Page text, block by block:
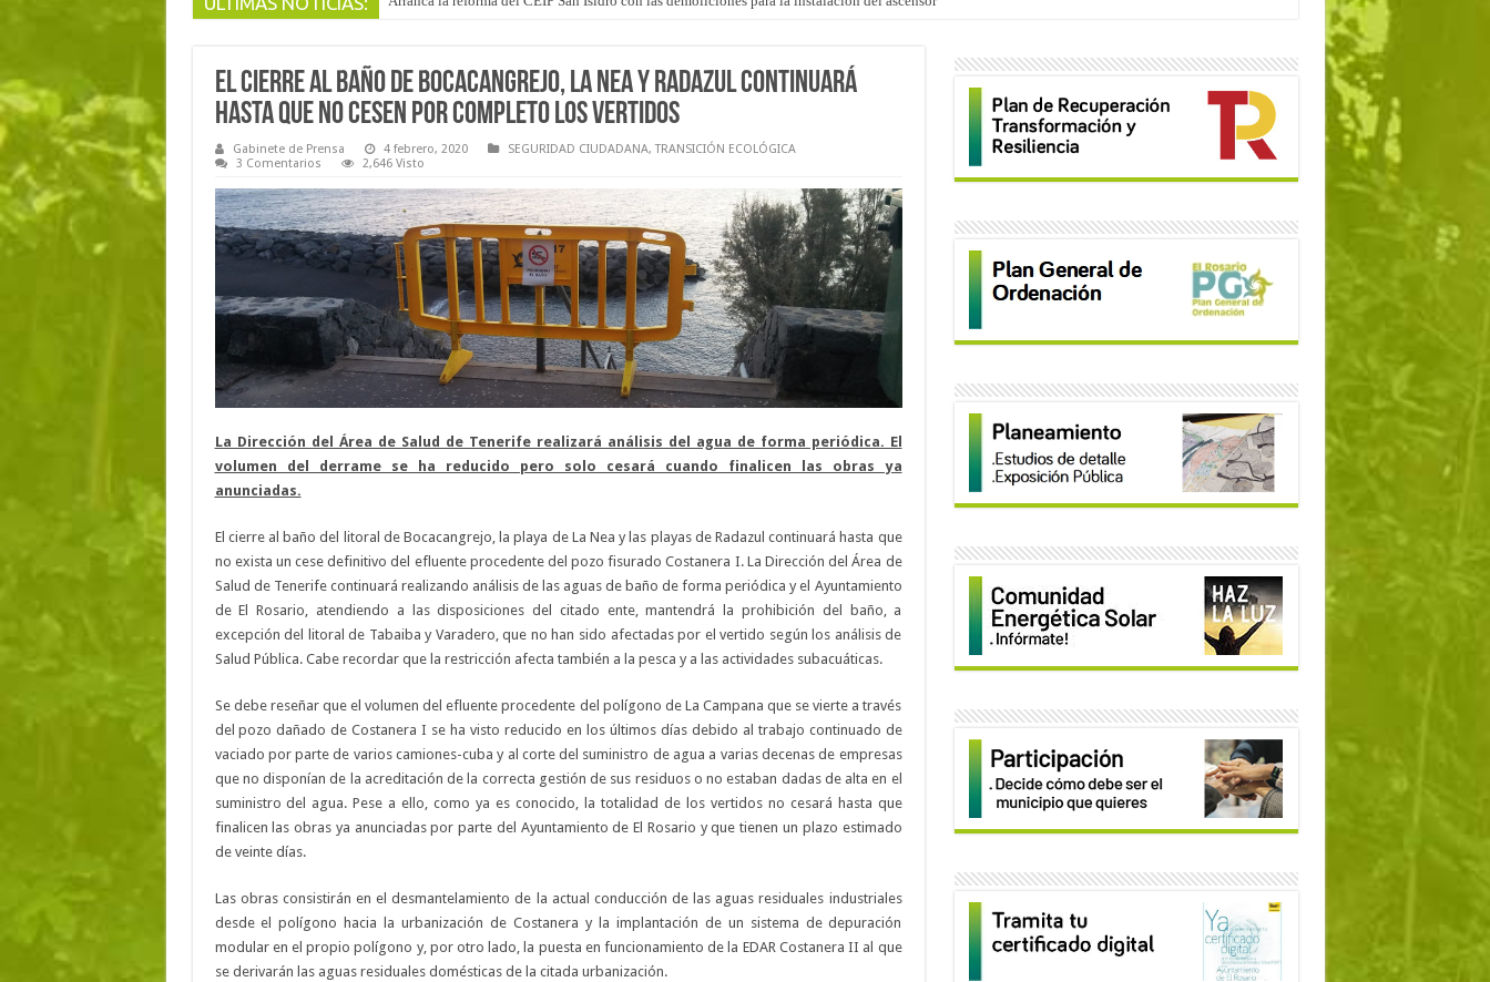
El cierre al baño de Bocacangrejo, La Nea y Radazul continuará
hasta que no cesen por completo los vertidos
Gabinete de Prensa 4 febrero, 2020 SEGURIDAD CIUDADANA,TRANSICIÓN ECOLÓGICA
3 Comentarios
2,646 Visto
La Dirección del Área de Salud de Tenerife realizará análisis del agua de forma periódica. El
volumen del derrame se ha reducido pero solo cesará cuando finalicen las obras ya
anunciadas.
El cierre al baño del litoral de Bocacangrejo, la playa de La Nea y las playas de Radazul continuará hasta que
no exista un cese definitivo del efluente procedente del pozo fisurado Costanera I. La Dirección del Área de
Salud de Tenerife continuará realizando análisis de las aguas de baño de forma periódica y el Ayuntamiento
de El Rosario, atendiendo a las disposiciones del citado ente, mantendrá la prohibición del baño, a
excepción del litoral de Tabaiba y Varadero, que no han sido afectadas por el vertido según los análisis de
Salud Pública. Cabe recordar que la restricción afecta también a la pesca y a las actividades subacuáticas.
Se debe reseñar que el volumen del efluente procedente del polígono de La Campana que se vierte a través
del pozo dañado de Costanera I se ha visto reducido en los últimos días debido al trabajo continuado de
vaciado por parte de varios camiones-cuba y al corte del suministro de agua a varias decenas de empresas
que no disponían de la acreditación de la correcta gestión de sus residuos o no estaban dadas de alta en el
suministro del agua. Pese a ello, como ya es conocido, la totalidad de los vertidos no cesará hasta que
finalicen las obras ya anunciadas por parte del Ayuntamiento de El Rosario y que tienen un plazo estimado
de veinte días.
Las obras consistirán en el desmantelamiento de la actual conducción de las aguas residuales industriales
desde el polígono hacia la urbanización de Costanera y la implantación de un sistema de depuración
modular en el propio polígono y, por otro lado, la puesta en funcionamiento de la EDAR Costanera II al que
se derivarán las aguas residuales domésticas de la citada urbanización.